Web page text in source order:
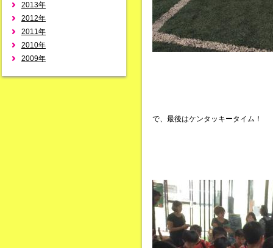
2013年
2012年
2011年
2010年
2009年
で、最後はケンタッキータイム！